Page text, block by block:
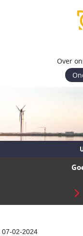
Over
07-02-2024